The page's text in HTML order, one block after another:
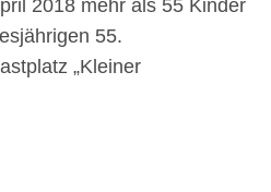
2018 mehr als 55 Kinder
55.
„Kleiner